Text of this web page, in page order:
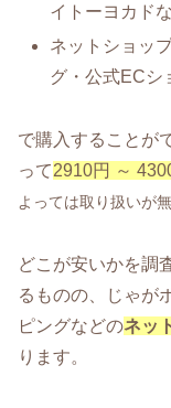
イトーヨカド
ネットショッ
グ・公式ECシ
で購入することが
って2910円 ～
よっては取り扱いが
どこが安いかを調
るものの、じゃが
ピングなどのネッ
ります。